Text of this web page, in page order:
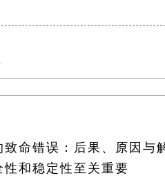
致命错误：后果、原因
和稳定性至关重要